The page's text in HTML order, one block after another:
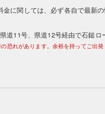
金に関しては、必ず各自で最新
道11号、県道12号経由で石鎚
恐れがあります。余裕を持ってご出